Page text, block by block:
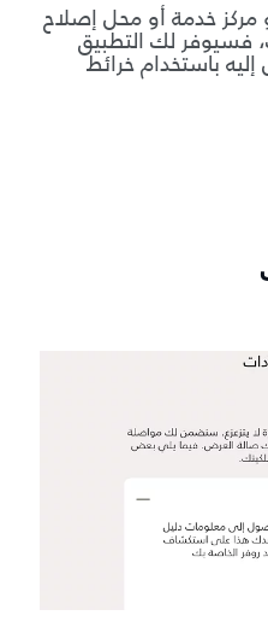
خدمة أو محل إصلاح
فسيوفر لك التطبيق
باستخدام خرائط